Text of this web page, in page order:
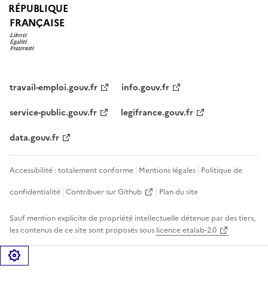
RÉPUBLIQUE
FRANÇAISE
travail-emploi.gouv.fr
info.gouv.fr
service-public.gouv.fr
legifrance.gouv.fr
data.gouv.fr
Accessibilité : totalement conforme Mentions légales Politique de
confidentialité Contribuer sur Github Plan du site
Sauf mention explicite de propriété intellectuelle détenue par des tiers,
les contenus de ce site sont proposés sous licence etalab-2.0
Gérer les cookies